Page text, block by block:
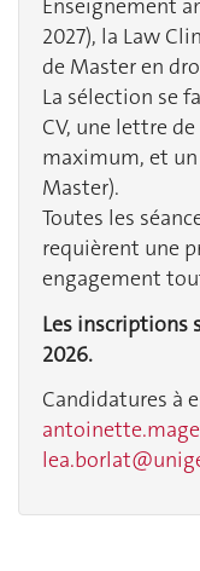
Enseignement
2027), la Law
de Master en
La sélection se
CV, une lettre
maximum, et un
Master).
Toutes les
requièrent une
engagement
Les inscriptions
2026.
Candidatures à